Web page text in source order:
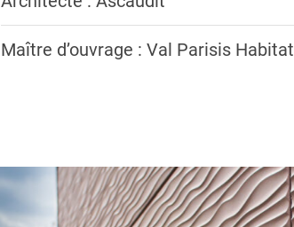
Maître d’ouvrage : Val Parisis Habitat